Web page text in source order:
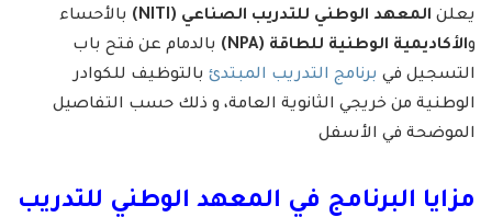
يعلن المعهد الوطني للتدريب الصناعي (NITI)
بالأحساء
والأكاديمية الوطنية للطاقة (NPA)
بالدمام عن فتح باب
التسجيل في برنامج التدريب المبتدئ بالتوظيف للكوادر
الوطنية من خريجي الثانوية العامة، و ذلك حسب التفاصيل
الموضحة في الأسفل
مزايا البرنامج في المعهد الوطني للتدريب